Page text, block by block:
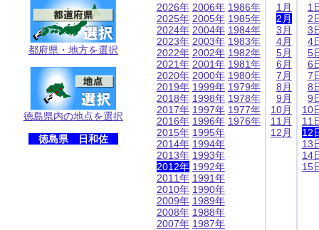
都府県・地方を選択
徳島県内の地点を選択
徳島県 日和佐
2026年
2025年
2024年
2023年
2022年
2021年
2020年
2019年
2018年
2017年
2016年
2015年
2014年
2013年
2012年
2011年
2010年
2009年
2008年
2007年
2006年
2005年
2004年
2003年
2002年
2001年
2000年
1999年
1998年
1997年
1996年
1995年
1994年
1993年
1992年
1991年
1990年
1989年
1988年
1987年
1986年
1985年
1984年
1983年
1982年
1981年
1980年
1979年
1978年
1977年
1976年
1月
2月
3月
4月
5月
6月
7月
8月
9月
10月
11月
12月
1
2
3
4
5
6
7
8
9
10
11
12
13
14
15